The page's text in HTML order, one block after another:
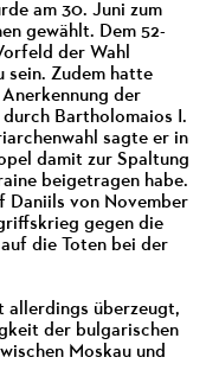
am 30. Juni zum
gewählt. Dem 52-
der Wahl
sein. Zudem hatte
der
Bartholomaios I.
sagte er in
damit zur Spaltung
beigetragen habe.
Daniils von November
gegen die
die Toten bei der
allerdings überzeugt,
der bulgarischen
Moskau und